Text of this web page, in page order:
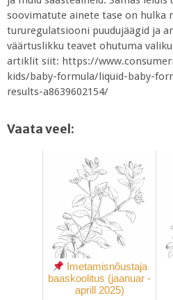
soovimatute ainete tase on hulka
tururegulatsiooni puudujäägid ja
väärtuslikku teavet ohutuma
artiklit siit: https://
kids/baby-formula/liquid-baby-
results-a8639602154/
Vaata veel:
Imetamisnõustaja
baaskoolitus (jaanuar -
aprill 2025)